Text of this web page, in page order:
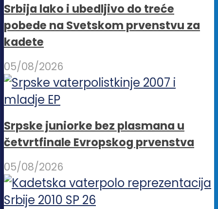
Srbija lako i ubedljivo do treće
pobede na Svetskom prvenstvu za
kadete
05/08/2026
Srpske juniorke bez plasmana u
četvrtfinale Evropskog prvenstva
05/08/2026